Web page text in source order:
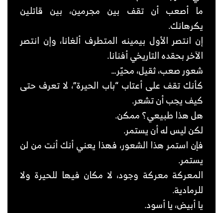
ما أصعب أن تقف بين مجرمين، بين قاتلين
يكرهانك.
إن انتصر الأول بيمينه المتطرف ألغانا، وإن انتصر
الآخر بحقده التاريخي أفنانا.
شعور صعب، ثقيل، محيّر…
كأنك تقف على أعتاب “باب الحيرة”، لا تعرف حتى
كيف يجب أن تشعر.
هل هذا طبيعي؟ ممكن.
لكن ليس له أن يستمر.
فإن استمر هذا الشعور، فهذا يعني أنك أنت من لن
يستمر.
المعركة معركة وجود، لا مكان فيها للحيرة ولا
للرمادية.
يا أبيض، يا أسود.